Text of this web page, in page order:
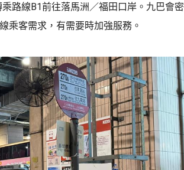
路線B1前往落馬洲／福田口岸。九巴會密
乘客需求，有需要時加強服務。